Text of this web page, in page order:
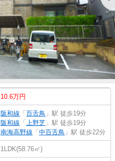
10.6万円
阪和線 「 百舌鳥 」駅 徒歩19分
阪和線 「 上野芝 」駅 徒歩19分
南海高野線 「 中百舌鳥 」駅 徒歩22分
1LDK(58.76㎡)